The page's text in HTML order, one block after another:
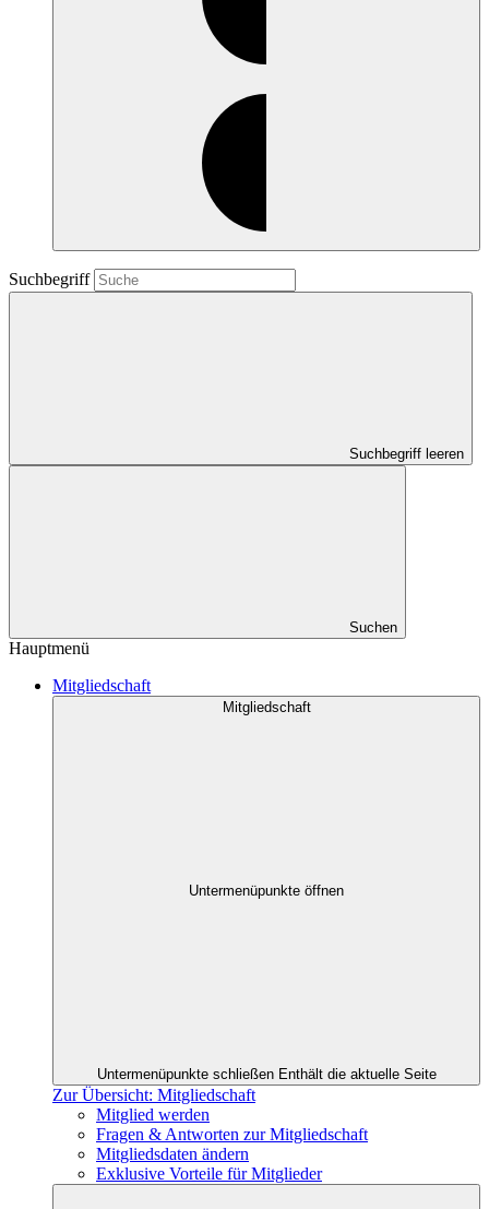
Suchbegriff
Suchbegriff leeren
Suchen
Hauptmenü
Mitgliedschaft
Mitgliedschaft
Untermenüpunkte öffnen
Untermenüpunkte schließen Enthält die aktuelle Seite
Zur Übersicht: Mitgliedschaft
Mitglied werden
Fragen & Antworten zur Mitgliedschaft
Mitgliedsdaten ändern
Exklusive Vorteile für Mitglieder